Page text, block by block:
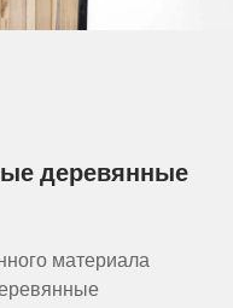
деревянные
материала